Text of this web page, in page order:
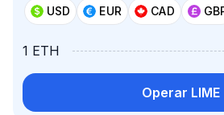
USD EUR CAD
1 ETH
Operar LIME